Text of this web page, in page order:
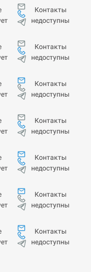
Контакты
недоступны
Контакты
недоступны
Контакты
недоступны
Контакты
недоступны
Контакты
недоступны
Контакты
недоступны
Контакты
недоступны